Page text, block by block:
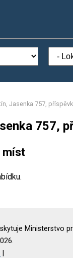
Jasenka 757,
757,
míst
Ministerstvo